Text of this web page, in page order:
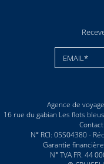
EMAIL*
Agence de
16 rue du gabian Les flots
N° RCI: 05S04380 -
Garantie
N° TVA FR. 44